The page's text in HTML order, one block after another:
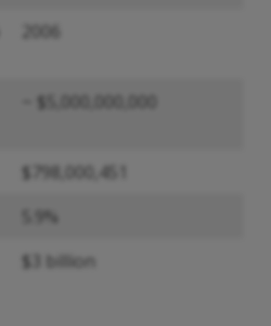
2006
~ $5,000,000,000
$798,000,451
5.9%
$3 billion